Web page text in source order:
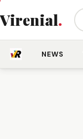
Virenial.
NEWS